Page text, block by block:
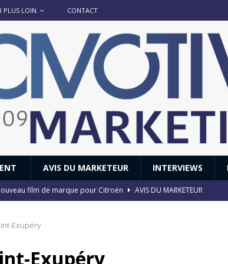
PLUS LOIN CONTACT
AVIS DU MARKETEUR INTERVIEWS
film de marque pour Citroën
AVIS DU MARKETEUR
GTi : naissance d’une légende
Honda dévoile un spot publicitaire… confiné!
Exupéry
Exupéry